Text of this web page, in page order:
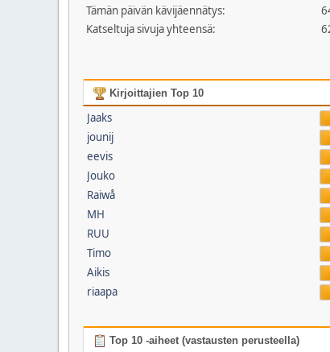
Tämän päivän kävijäennätys:
Katseltuja sivuja yhteensä:
Kirjoittajien Top 10
Jaaks
jounij
eevis
Jouko
Raiwå
MH
RUU
Timo
Aikis
riaapa
Top 10 -aiheet (vastausten perusteella)